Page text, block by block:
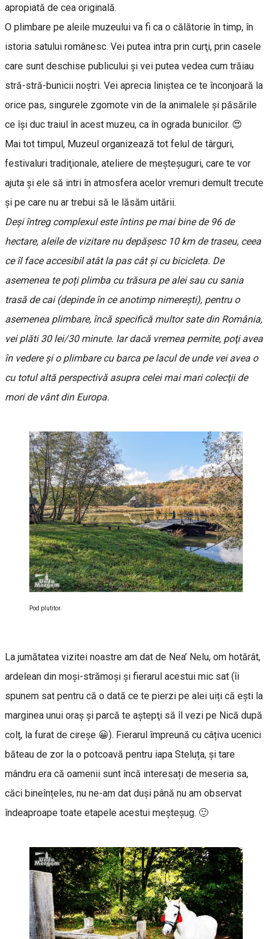
apropiată de cea originală.
O plimbare pe aleile muzeului va fi ca o călătorie în timp, în
istoria satului românesc. Vei putea intra prin curţi, prin casele
care sunt deschise publicului şi vei putea vedea cum trăiau
stră-stră-bunicii noştri. Vei aprecia liniștea ce te înconjoară la
orice pas, singurele zgomote vin de la animalele şi păsările
ce își duc traiul în acest muzeu, ca în ograda bunicilor. 😍
Mai tot timpul, Muzeul organizează tot felul de târguri,
festivaluri tradiţionale, ateliere de meşteşuguri, care te vor
ajuta şi ele să intri în atmosfera acelor vremuri demult trecute
şi pe care nu ar trebui să le lăsăm uitării.
Deși întreg complexul este întins pe mai bine de 96 de
hectare, aleile de vizitare nu depășesc 10 km de traseu, ceea
ce îl face accesibil atât la pas cât şi cu bicicleta. De
asemenea te poți plimba cu trăsura pe alei sau cu sania
trasă de cai (depinde în ce anotimp nimerești), pentru o
asemenea plimbare, încă specifică multor sate din România,
vei plăti 30 lei/30 minute. Iar dacă vremea permite, poţi avea
în vedere şi o plimbare cu barca pe lacul de unde vei avea o
cu totul altă perspectivă asupra celei mai mari colecţii de
mori de vânt din Europa.
Pod plutitor.
La jumătatea vizitei noastre am dat de Nea’ Nelu, om hotărât,
ardelean din moși-strămoşi și fierarul acestui mic sat (îi
spunem sat pentru că o dată ce te pierzi pe alei uiți că ești la
marginea unui oraș și parcă te aştepţi să îl vezi pe Nică după
colț, la furat de cireșe 😀). Fierarul împreună cu câțiva ucenici
băteau de zor la o potcoavă pentru iapa Steluța, și tare
mândru era că oamenii sunt încă interesați de meseria sa,
căci bineînțeles, nu ne-am dat duși până nu am observat
îndeaproape toate etapele acestui meșteșug. 🙂